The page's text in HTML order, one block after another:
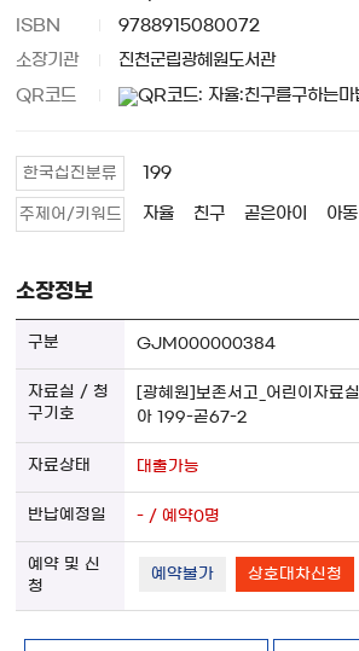
ISBN 9788915080072
소장기관 진천군립광혜원도서관
QR코드
한국십진분류 199
주제어/키워드 자율 친구 곧은아이 아동
소장정보
GJM000000384
[광혜원]보존서고_어린이자료실
아 199-곧67-2
대출가능
- / 예약0명
예약불가 상호대차신청